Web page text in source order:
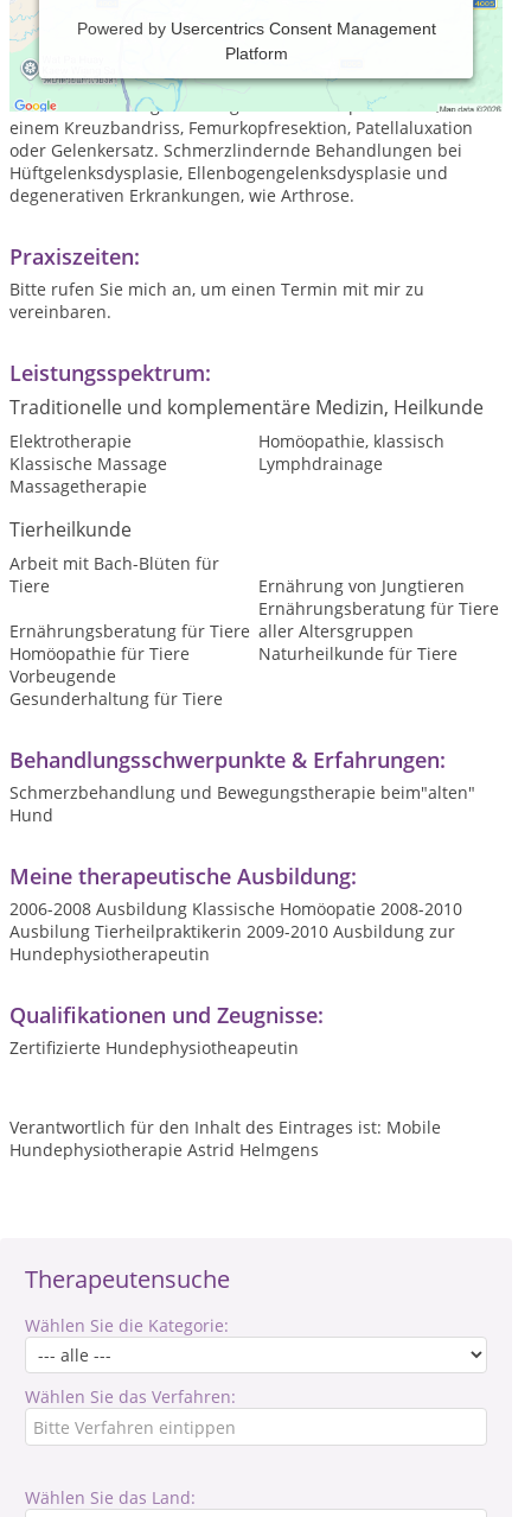
Therapeutensuche
Wählen Sie die Kategorie:
Wählen Sie das Verfahren:
Wählen Sie das Land:
Powered by Usercentrics Consent Management
Platform
Mobile Hundephysiotherapie in Heinsberg und Umgebung.
Die Hundephysiotherapie hat ein vielfältiges Einsatzgebiet.
Sinnvoll und erfolgreich eingesetzt nach Operationen, wie z.B
einem Kreuzbandriss, Femurkopfresektion, Patellaluxation
oder Gelenkersatz. Schmerzlindernde Behandlungen bei
Hüftgelenksdysplasie, Ellenbogengelenksdysplasie und
degenerativen Erkrankungen, wie Arthrose.
Praxiszeiten:
Bitte rufen Sie mich an, um einen Termin mit mir zu
vereinbaren.
Leistungsspektrum:
Traditionelle und komplementäre Medizin, Heilkunde
Elektrotherapie
Homöopathie, klassisch
Klassische Massage
Lymphdrainage
Massagetherapie
Tierheilkunde
Arbeit mit Bach-Blüten für
Tiere
Ernährung von Jungtieren
Ernährungsberatung für Tiere
Ernährungsberatung für Tiere
aller Altersgruppen
Homöopathie für Tiere
Naturheilkunde für Tiere
Vorbeugende
Gesunderhaltung für Tiere
Behandlungsschwerpunkte & Erfahrungen:
Schmerzbehandlung und Bewegungstherapie beim"alten"
Hund
Meine therapeutische Ausbildung:
2006-2008 Ausbildung Klassische Homöopatie 2008-2010
Ausbilung Tierheilpraktikerin 2009-2010 Ausbildung zur
Hundephysiotherapeutin
Qualifikationen und Zeugnisse:
Zertifizierte Hundephysiotheapeutin
Verantwortlich für den Inhalt des Eintrages ist: Mobile
Hundephysiotherapie Astrid Helmgens